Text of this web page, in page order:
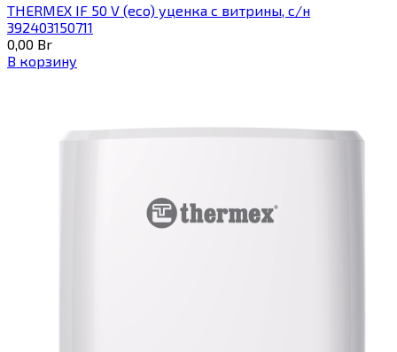
THERMEX IF 50 V (eco) уценка c витрины, с/н
392403150711
0,00 Br
В корзину